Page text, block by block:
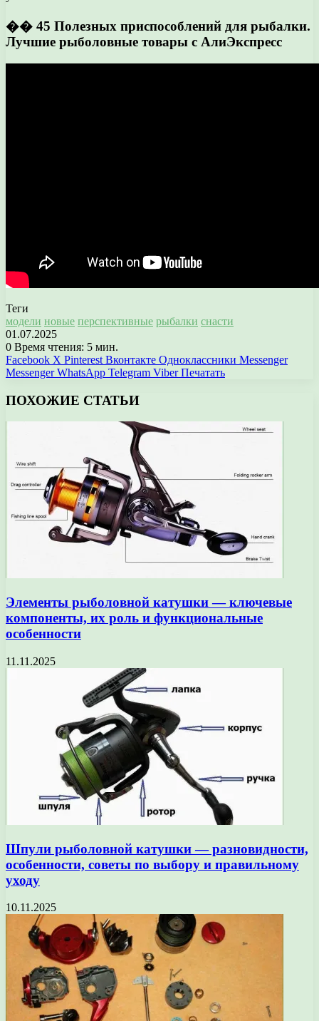
�� 45 Полезных приспособлений для рыбалки.
Лучшие рыболовные товары с АлиЭкспресс
Теги
модели новые перспективные рыбалки снасти
01.07.2025
0 Время чтения: 5 мин.
Facebook X Pinterest Вконтакте Одноклассники Messenger
Messenger WhatsApp Telegram Viber Печатать
ПОХОЖИЕ СТАТЬИ
Элементы рыболовной катушки — ключевые
компоненты, их роль и функциональные
особенности
11.11.2025
Шпули рыболовной катушки — разновидности,
особенности, советы по выбору и правильному
уходу
10.11.2025